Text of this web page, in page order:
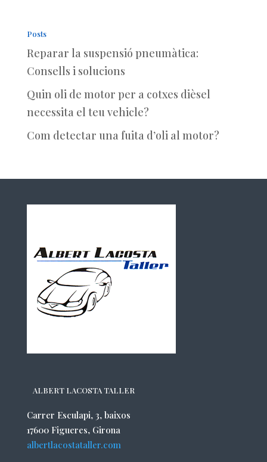
Posts
Reparar la suspensió pneumàtica:
Consells i solucions
Quin oli de motor per a cotxes dièsel
necessita el teu vehicle?
Com detectar una fuita d’oli al motor?
ALBERT LACOSTA TALLER
Carrer Esculapi, 3, baixos
17600 Figueres, Girona
albertlacostataller.com